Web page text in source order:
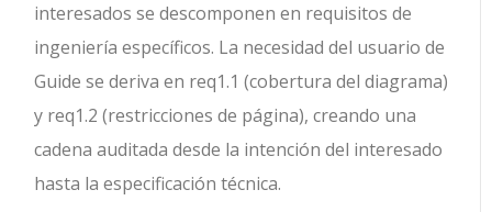
interesados se descomponen en requisitos de
ingeniería específicos. La necesidad del usuario de
Guide se deriva en req1.1 (cobertura del diagrama)
y req1.2 (restricciones de página), creando una
cadena auditada desde la intención del interesado
hasta la especificación técnica.